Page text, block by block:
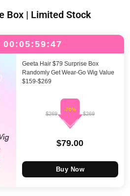
Box | Limited Stock
00:05:59:46
Geeta Hair $79 Surprise Box
Randomly Get Wear-Go Wig Value
$159-$269
$269
-70%
$269
$79.00
Buy Now